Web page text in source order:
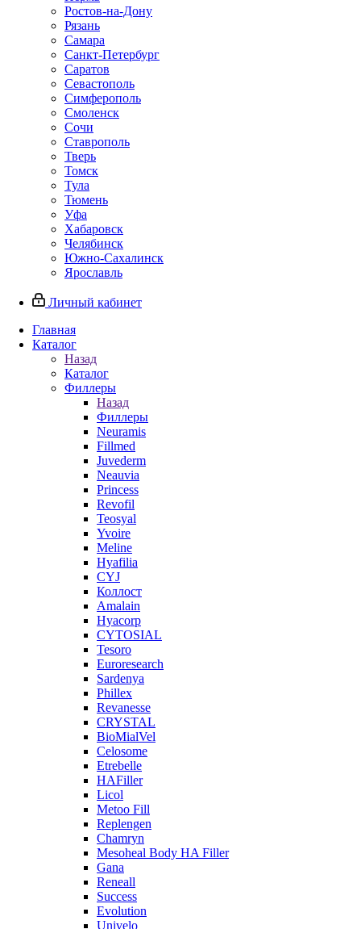
Ростов-на-Дону
Рязань
Самара
Санкт-Петербург
Саратов
Севастополь
Симферополь
Смоленск
Сочи
Ставрополь
Тверь
Томск
Тула
Тюмень
Уфа
Хабаровск
Челябинск
Южно-Сахалинск
Ярославль
Личный кабинет
Главная
Каталог
Назад
Каталог
Филлеры
Назад
Филлеры
Neuramis
Fillmed
Juvederm
Neauvia
Princess
Revofil
Teosyal
Yvoire
Meline
Hyafilia
CYJ
Коллост
Amalain
Hyacorp
CYTOSIAL
Tesoro
Euroresearch
Sardenya
Phillex
Revanesse
CRYSTAL
BioMialVel
Celosome
Etrebelle
HAFiller
Licol
Metoo Fill
Replengen
Chamryn
Mesoheal Body HA Filler
Gana
Reneall
Success
Evolution
Univelo